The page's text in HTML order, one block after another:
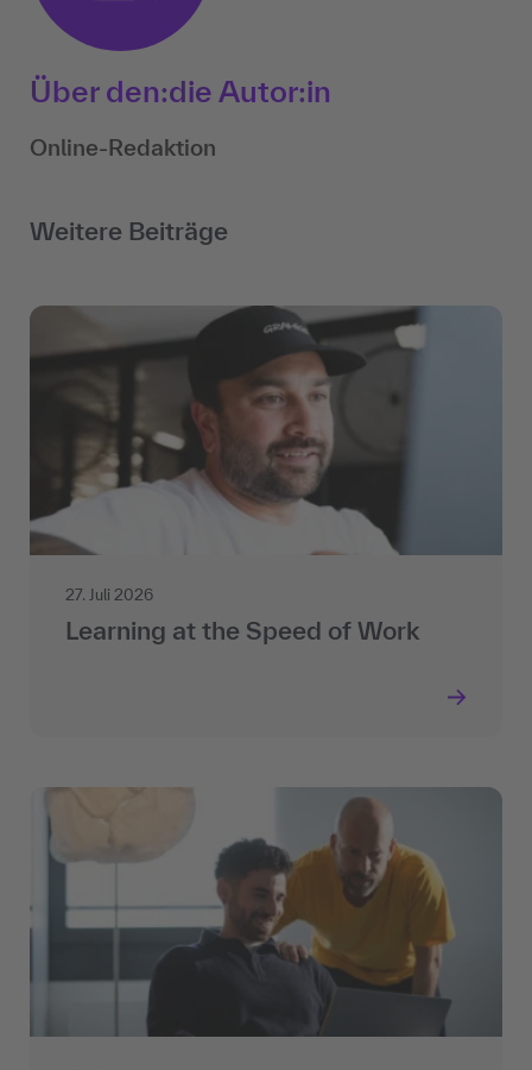
Über den:die Autor:in
Online-Redaktion
Weitere Beiträge
27. Juli 2026
Learning at the Speed of Work